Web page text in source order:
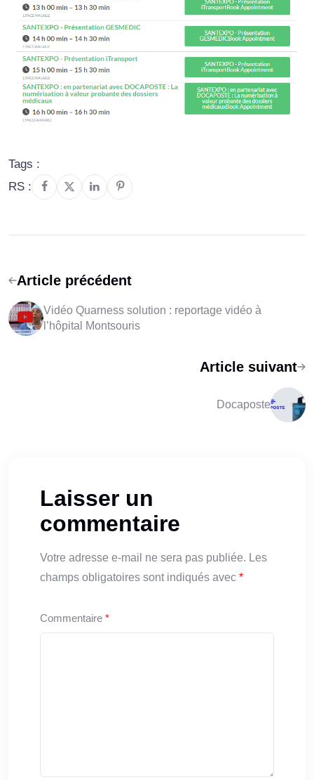
Tags :
RS :
Article précédent
Vidéo Quarness solution : reportage vidéo à
l’hôpital Montsouris
Article suivant
Docaposte
Laisser un
commentaire
Votre adresse e-mail ne sera pas publiée. Les
champs obligatoires sont indiqués avec *
Commentaire *